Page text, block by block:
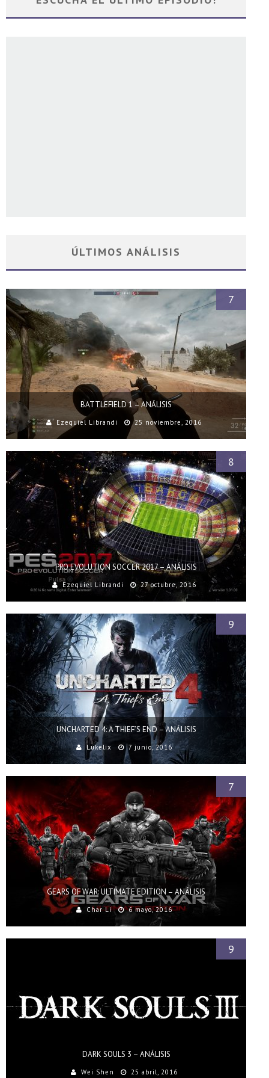
ÚLTIMOS ANÁLISIS
BATTLEFIELD 1 – ANÁLISIS
Ezequiel Librandi 25 noviembre, 2016
7
PRO EVOLUTION SOCCER 2017 – ANÁLISIS
Ezequiel Librandi 27 octubre, 2016
8
UNCHARTED 4: A THIEF’S END – ANÁLISIS
Lukelix 7 junio, 2016
9
GEARS OF WAR: ULTIMATE EDITION – ANÁLISIS
Char Li 6 mayo, 2016
7
DARK SOULS 3 – ANÁLISIS
Wei Shen 25 abril, 2016
9